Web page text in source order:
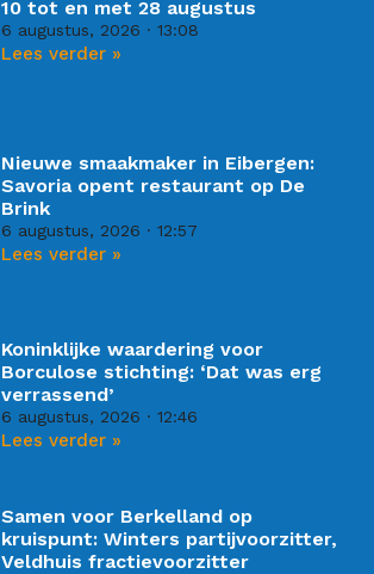
10 tot en met 28 augustus
6 augustus, 2026 13:08
Lees verder »
Nieuwe smaakmaker in Eibergen:
Savoria opent restaurant op De
Brink
6 augustus, 2026 12:57
Lees verder »
Koninklijke waardering voor
Borculose stichting: ‘Dat was erg
verrassend’
6 augustus, 2026 12:46
Lees verder »
Samen voor Berkelland op
kruispunt: Winters partijvoorzitter,
Veldhuis fractievoorzitter